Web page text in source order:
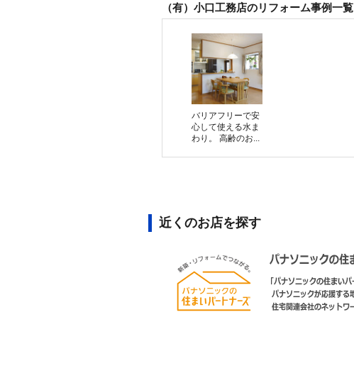
（有）小口工務店のリフォーム事例一覧
バリアフリーで安
心して使える水ま
わり。 高齢のお...
近くのお店を探す